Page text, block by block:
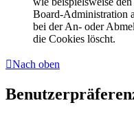
Board-Administration
bei der An- oder
die Cookies löscht.
Nach oben